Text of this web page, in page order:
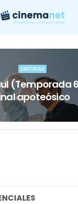
CRÍTICAS
(Temporada
apoteósico